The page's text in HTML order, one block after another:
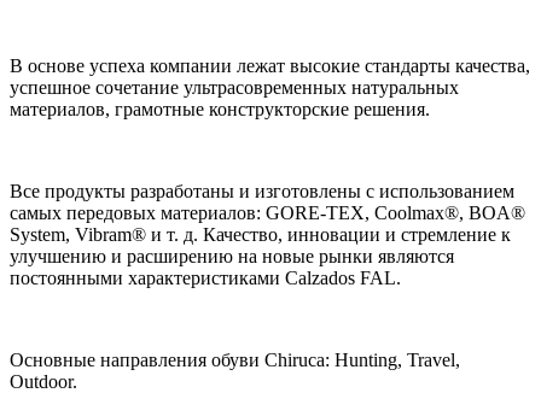
В основе успеха компании лежат высокие стандарты качества,
успешное сочетание ультрасовременных натуральных
материалов, грамотные конструкторские решения.
Все продукты разработаны и изготовлены с использованием
самых передовых материалов: GORE-TEX, Coolmax®, BOA®
System, Vibram® и т. д. Качество, инновации и стремление к
улучшению и расширению на новые рынки являются
постоянными характеристиками Calzados FAL.
Основные направления обуви Chiruca: Hunting, Travel,
Outdoor.